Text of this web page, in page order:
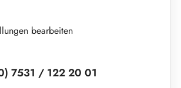
bearbeiten
7531 / 122 20 01